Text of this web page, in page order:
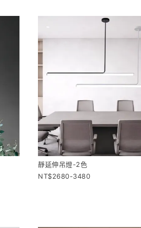
靜延伸吊燈-2色
2680-3480